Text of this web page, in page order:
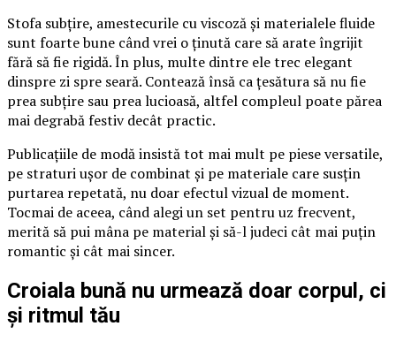
Stofa subțire, amestecurile cu viscoză și materialele fluide
sunt foarte bune când vrei o ținută care să arate îngrijit
fără să fie rigidă. În plus, multe dintre ele trec elegant
dinspre zi spre seară. Contează însă ca țesătura să nu fie
prea subțire sau prea lucioasă, altfel compleul poate părea
mai degrabă festiv decât practic.
Publicațiile de modă insistă tot mai mult pe piese versatile,
pe straturi ușor de combinat și pe materiale care susțin
purtarea repetată, nu doar efectul vizual de moment.
Tocmai de aceea, când alegi un set pentru uz frecvent,
merită să pui mâna pe material și să-l judeci cât mai puțin
romantic și cât mai sincer.
Croiala bună nu urmează doar corpul, ci
și ritmul tău